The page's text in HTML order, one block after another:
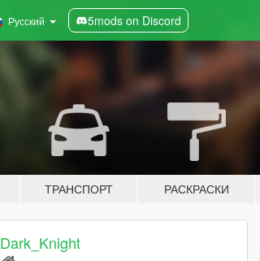
Русский 5mods on Discord
ТРАНСПОРТ РАСКРАСКИ
Dark_Knight